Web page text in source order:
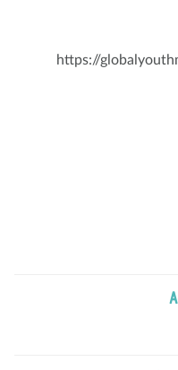
https://